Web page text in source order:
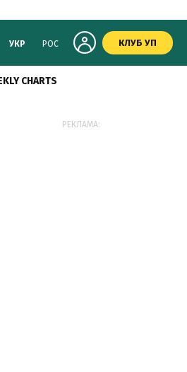
УКР РОС КЛУБ УП
CHARTS
РЕКЛАМА: